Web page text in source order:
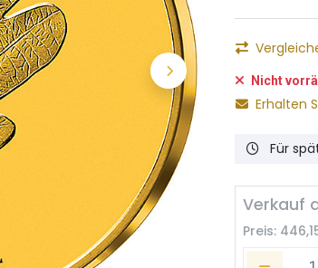
Nicht
Erhalten
Für
Verkauf
Preis: